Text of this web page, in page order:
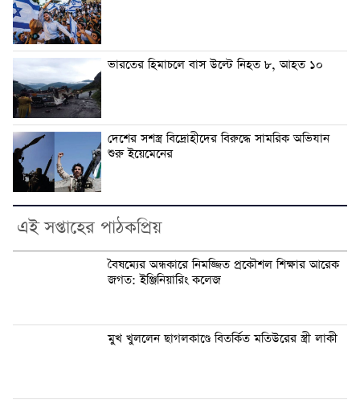
ভারতের হিমাচলে বাস উল্টে নিহত ৮, আহত ১০
দেশের সশস্ত্র বিদ্রোহীদের বিরুদ্ধে সামরিক অভিযান
শুরু ইয়েমেনের
এই সপ্তাহের পাঠকপ্রিয়
বৈষম্যের অন্ধকারে নিমজ্জিত প্রকৌশল শিক্ষার আরেক
জগত: ইঞ্জিনিয়ারিং কলেজ
মুখ খুললেন ছাগলকাণ্ডে বিতর্কিত মতিউরের স্ত্রী লাকী